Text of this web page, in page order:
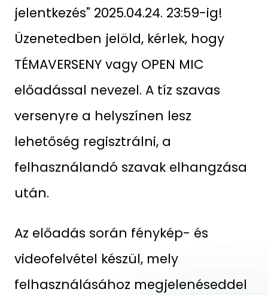
jelentkezés" 2025.04.24. 23:59-ig!
Üzenetedben jelöld, kérlek, hogy
TÉMAVERSENY vagy OPEN MIC
előadással nevezel. A tíz szavas
versenyre a helyszínen lesz
lehetőség regisztrálni, a
felhasználandó szavak elhangzása
után.
Az előadás során fénykép- és
videofelvétel készül, mely
felhasználásához megjelenéseddel